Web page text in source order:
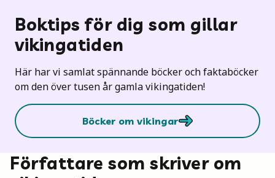
Boktips för dig som gillar
vikingatiden
Här har vi samlat spännande böcker och faktaböcker
om den över tusen år gamla vikingatiden!
Böcker om vikingar
Författare som skriver om